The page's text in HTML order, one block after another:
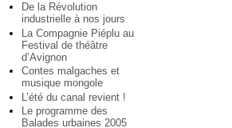
De la Révolution
industrielle à nos jours
La Compagnie Piéplu au
Festival de théâtre
d’Avignon
Contes malgaches et
musique mongole
L’été du canal revient !
Le programme des
Balades urbaines 2005